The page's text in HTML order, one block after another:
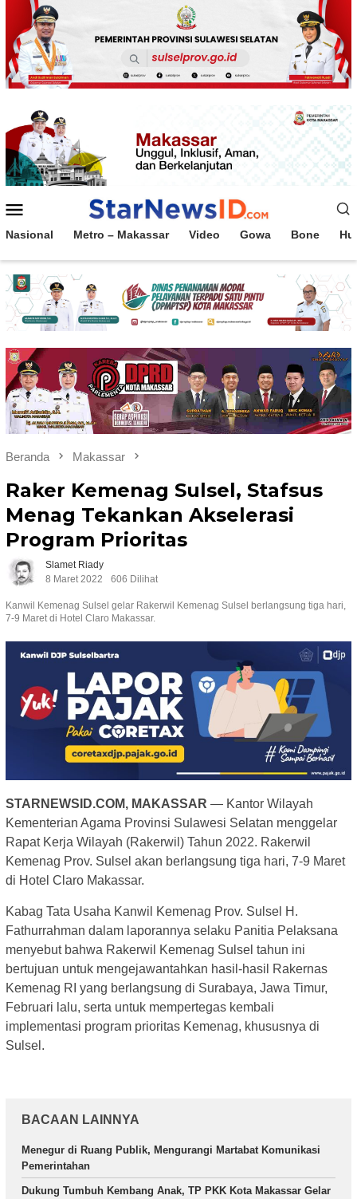
Loncat
konten
Mobile
Nasional Metro – Makassar Video Gowa Bone
Beranda Makassar
Raker Kemenag Sulsel, Stafsus
Menag Tekankan Akselerasi
Program Prioritas
Slamet Riady
8 Maret 2022
606 Dilihat
Kanwil Kemenag Sulsel gelar Rakerwil Kemenag Sulsel berlangsung tiga hari,
7-9 Maret di Hotel Claro Makassar.
STARNEWSID.COM, MAKASSAR — Kantor Wilayah
Kementerian Agama Provinsi Sulawesi Selatan menggelar
Rapat Kerja Wilayah (Rakerwil) Tahun 2022. Rakerwil
Kemenag Prov. Sulsel akan berlangsung tiga hari, 7-9 Maret
di Hotel Claro Makassar.
Kabag Tata Usaha Kanwil Kemenag Prov. Sulsel H.
Fathurrahman dalam laporannya selaku Panitia Pelaksana
menyebut bahwa Rakerwil Kemenag Sulsel tahun ini
bertujuan untuk mengejawantahkan hasil-hasil Rakernas
Kemenag RI yang berlangsung di Surabaya, Jawa Timur,
Februari lalu, serta untuk mempertegas kembali
implementasi program prioritas Kemenag, khususnya di
Sulsel.
BACAAN LAINNYA
Menegur di Ruang Publik, Mengurangi Martabat Komunikasi
Pemerintahan
Dukung Tumbuh Kembang Anak, TP PKK Kota Makassar Gelar